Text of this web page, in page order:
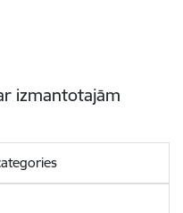
izmantotajām